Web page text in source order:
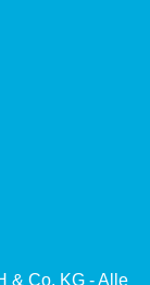
& Co. KG - Alle